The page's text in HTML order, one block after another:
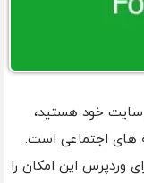
سایت خود هستید،
های اجتماعی است.
وردپرس این امکان را